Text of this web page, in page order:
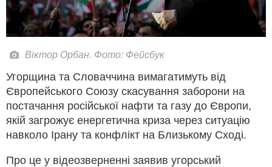
Віктор Орбан. Фото: Фейсбук
Угорщина та Словаччина вимагатимуть від
Європейського Союзу скасування заборони на
постачання російської нафти та газу до Європи,
якій загрожує енергетична криза через ситуацію
навколо Ірану та конфлікт на Близькому Сході.
Про це у відеозверненні заявив угорський